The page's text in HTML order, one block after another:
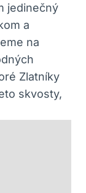
jedinečný
a
na⁣
Zlatníky
skvosty,